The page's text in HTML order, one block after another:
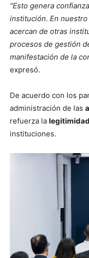
“Esto genera
institución. En
acercan de otras
procesos de gestión
manifestación de la
expresó.
De acuerdo con los
administración de las
refuerza la
instituciones.